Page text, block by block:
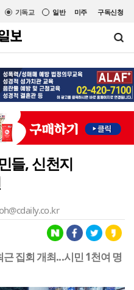
미주 구독신청
일반
기독교
들, 신천지
집회 개최...시민 1천여 명